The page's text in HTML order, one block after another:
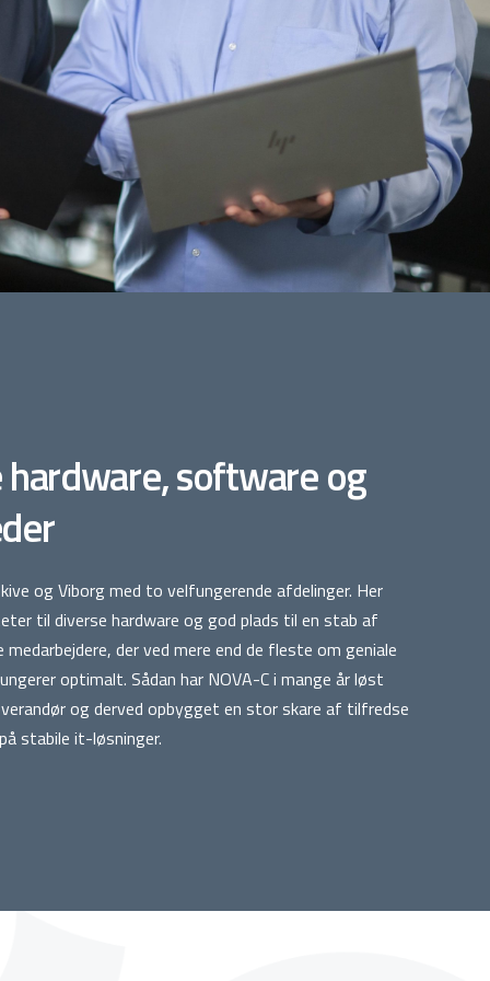
hardware, software og
og Viborg med to velfungerende afdelinger. Her
til diverse hardware og god plads til en stab af
der ved mere end de fleste om geniale
optimalt. Sådan har NOVA-C i mange år løst
og derved opbygget en stor skare af tilfredse
stabile it-løsninger.